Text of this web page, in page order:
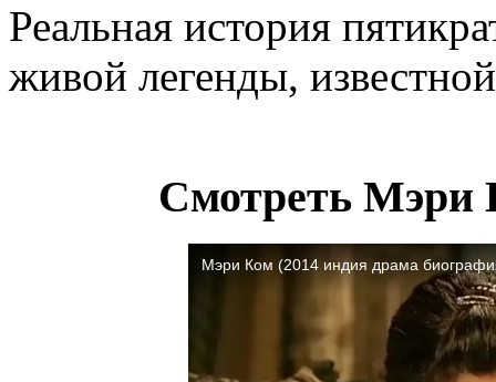
Реальная история
живой легенды,
Смотреть Мэри